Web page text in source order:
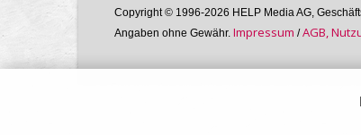
Copyright © 1996-2026 HELP Media AG,
Angaben ohne Gewähr. Im­pres­sum /AGB,